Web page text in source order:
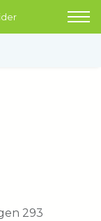
293